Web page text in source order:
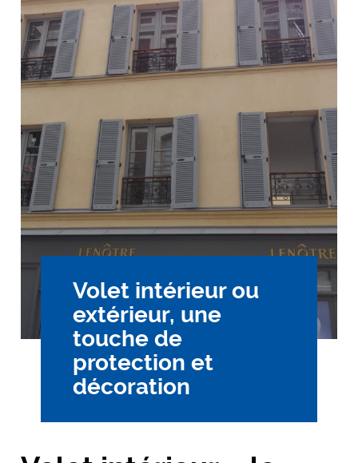
Volet intérieur ou
extérieur, une
touche de
protection et
décoration